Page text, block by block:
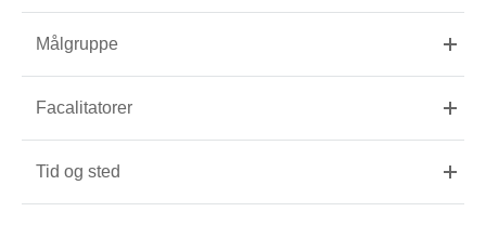
Målgruppe
Facalitatorer
Tid og sted